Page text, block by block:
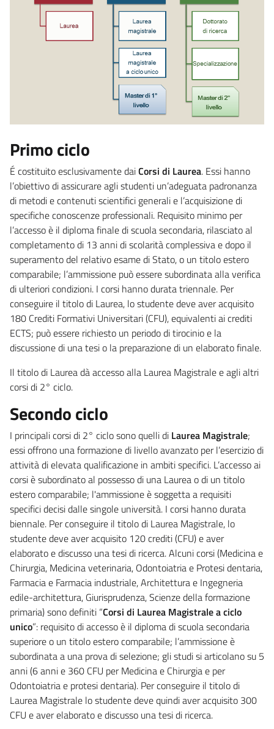
Primo ciclo
É costituito esclusivamente daiCorsi di Laurea. Essi hanno
l’obiettivo di assicurare agli studenti un’adeguata padronanza
di metodi e contenuti scientifici generali e l’acquisizione di
specifiche conoscenze professionali. Requisito minimo per
l’accesso è il diploma finale di scuola secondaria, rilasciato al
completamento di 13 anni di scolarità complessiva e dopo il
superamento del relativo esame di Stato, o un titolo estero
comparabile; l’ammissione può essere subordinata alla verifica
di ulteriori condizioni. I corsi hanno durata triennale. Per
conseguire il titolo di Laurea, lo studente deve aver acquisito
180 Crediti Formativi Universitari (CFU), equivalenti ai crediti
ECTS; può essere richiesto un periodo di tirocinio e la
discussione di una tesi o la preparazione di un elaborato finale.
Il titolo di Laurea dà accesso alla Laurea Magistrale e agli altri
corsi di 2° ciclo.
Secondo ciclo
I principali corsi di 2° ciclo sono quelli di Laurea Magistrale;
essi offrono una formazione di livello avanzato per l’esercizio di
attività di elevata qualificazione in ambiti specifici. L’accesso ai
corsi è subordinato al possesso di una Laurea o di un titolo
estero comparabile; l'ammissione è soggetta a requisiti
specifici decisi dalle singole università. I corsi hanno durata
biennale. Per conseguire il titolo di Laurea Magistrale, lo
studente deve aver acquisito 120 crediti (CFU) e aver
elaborato e discusso una tesi di ricerca. Alcuni corsi (Medicina e
Chirurgia, Medicina veterinaria, Odontoiatria e Protesi dentaria,
Farmacia e Farmacia industriale, Architettura e Ingegneria
edile-architettura, Giurisprudenza, Scienze della formazione
primaria) sono definiti “Corsi di Laurea Magistrale a ciclo
unico”: requisito di accesso è il diploma di scuola secondaria
superiore o un titolo estero comparabile; l’ammissione è
subordinata a una prova di selezione; gli studi si articolano su 5
anni (6 anni e 360 CFU per Medicina e Chirurgia e per
Odontoiatria e protesi dentaria). Per conseguire il titolo di
Laurea Magistrale lo studente deve quindi aver acquisito 300
CFU e aver elaborato e discusso una tesi di ricerca.